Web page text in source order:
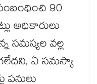
90
అధికారులు
సమస్యల వల్ల
ఏ సమస్యా